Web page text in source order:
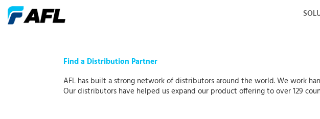
Find a Distribution Partner
AFL has built a strong network of distributors around the world. We work
Our distributors have helped us expand our product offering to over 129